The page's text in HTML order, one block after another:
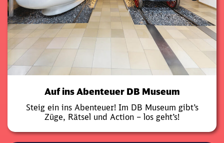
Auf ins Abenteuer DB Museum
Steig ein ins Abenteuer! Im DB Museum gibt’s
Züge, Rätsel und Action – los geht’s!